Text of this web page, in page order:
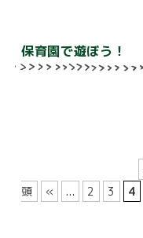
保育園で遊ぼう！
頭
« ... 2 3 4